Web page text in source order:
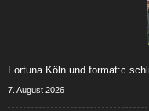
Fortuna Köln und format:c
7. August 2026